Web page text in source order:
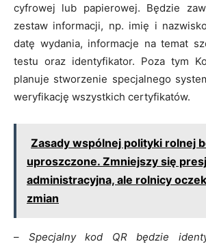
cyfrowej lub papierowej. Będzie
zestaw informacji, np. imię i
datę wydania, informacje na temat
testu oraz identyfikator. Poza tym
planuje stworzenie specjalnego
weryfikację wszystkich certyfikatów.
Zasady wspólnej polityki rolnej
uproszczone. Zmniejszy się
administracyjna, ale rolnicy
zmian
– Specjalny kod QR będzie